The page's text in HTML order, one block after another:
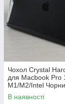
Чохол Crystal
для Macbook Pro
M1/M2/Intel
В наявності